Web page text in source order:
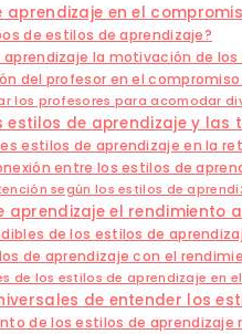
en el
de estilos de aprendizaje?
la motivación de
del profesor en el
los profesores para acomodar
de aprendizaje y las
estilos de aprendizaje en la
entre los estilos de
según los estilos de
el rendimiento
de los estilos de
de aprendizaje con el
de los estilos de aprendizaje en
de entender los
de los estilos de aprendizaje